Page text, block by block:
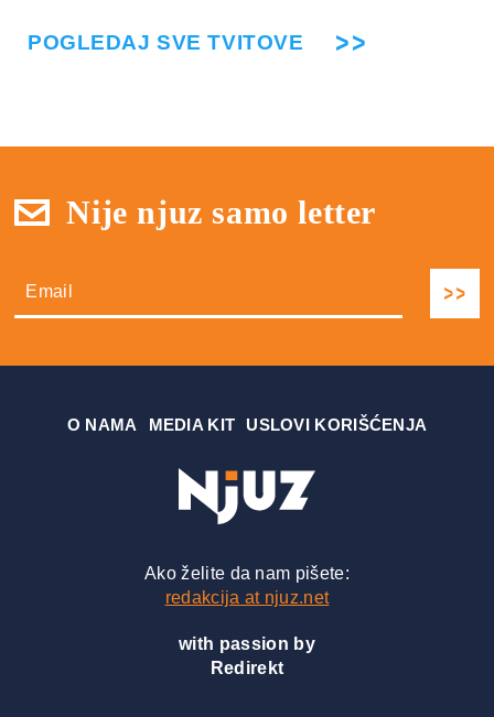
POGLEDAJ SVE TVITOVE
Nije njuz samo letter
О NAMA MEDIA KIT USLOVI KORIŠĆENJA
Ako želite da nam pišete:
redakcija at njuz.net
with passion by
Redirekt